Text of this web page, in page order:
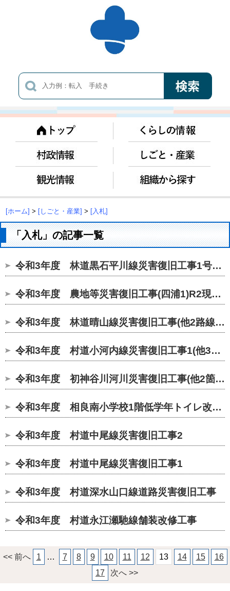
[ホーム] > [しごと・産業] > [入札]
「入札」の記事一覧
令和3年度 林道黒石平川線災害復旧工事1号箇所(他6箇所)令和2年...
令和3年度 農地等災害復旧工事(四浦1)R2現年繰
令和3年度 林道晴山線災害復旧工事(他2路線2箇所)令和2年災繰越...
令和3年度 村道小河内線災害復旧工事1(他3箇所)令和2年災繰越...
令和3年度 初神谷川河川災害復旧工事(他2箇所)令和2年災繰越...
令和3年度 相良南小学校1階低学年トイレ改修工事
令和3年度 村道中尾線災害復旧工事2
令和3年度 村道中尾線災害復旧工事1
令和3年度 村道深水山口線道路災害復旧工事
令和3年度 村道永江瀬馳線舗装改修工事
<< 前へ 1 … 7 8 9 10 11 12 13 14 15
16
17
次へ >>